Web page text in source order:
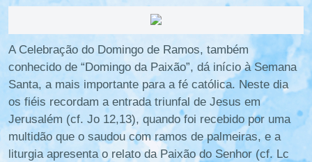
A Celebração do Domingo de Ramos, também
conhecido de “Domingo da Paixão”, dá início à Semana
Santa, a mais importante para a fé católica. Neste dia
os fiéis recordam a entrada triunfal de Jesus em
Jerusalém (cf. Jo 12,13), quando foi recebido por uma
multidão que o saudou com ramos de palmeiras, e a
liturgia apresenta o relato da Paixão do Senhor (cf. Lc